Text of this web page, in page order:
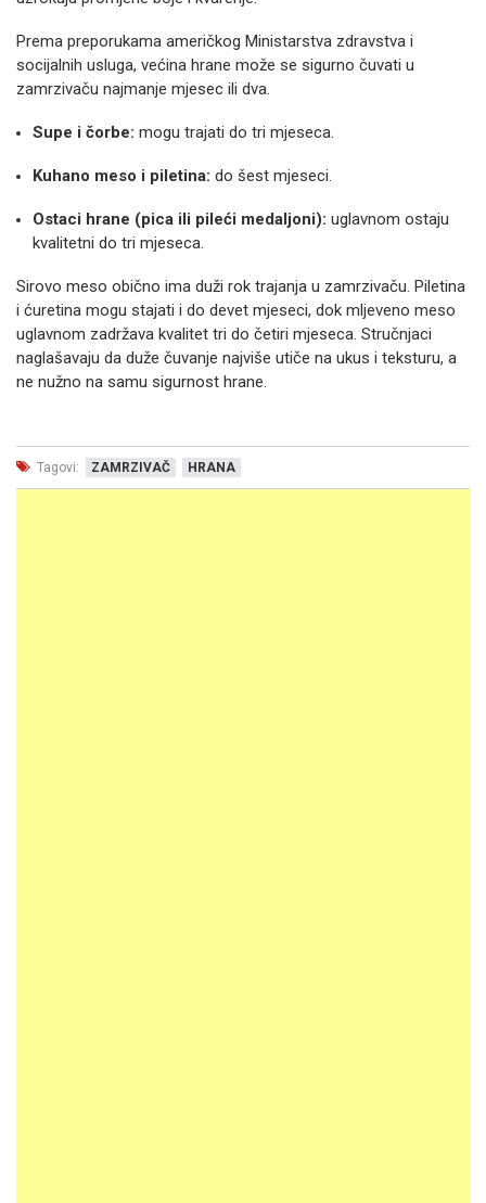
Prema preporukama američkog Ministarstva zdravstva i
socijalnih usluga, većina hrane može se sigurno čuvati u
zamrzivaču najmanje mjesec ili dva.
Supe i čorbe: mogu trajati do tri mjeseca.
Kuhano meso i piletina: do šest mjeseci.
Ostaci hrane (pica ili pileći medaljoni): uglavnom ostaju
kvalitetni do tri mjeseca.
Sirovo meso obično ima duži rok trajanja u zamrzivaču. Piletina
i ćuretina mogu stajati i do devet mjeseci, dok mljeveno meso
uglavnom zadržava kvalitet tri do četiri mjeseca. Stručnjaci
naglašavaju da duže čuvanje najviše utiče na ukus i teksturu, a
ne nužno na samu sigurnost hrane.
Tagovi: ZAMRZIVAČ HRANA